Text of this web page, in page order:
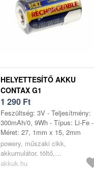
HELYETTESÍTŐ AKKU
CONTAX G1
1 290 Ft
Feszültség: 3V - Teljesítmény:
300mAh/0, 9Wh - Típus: Li-Fe -
Méret: 27, 1mm x 15, 2mm
powery, műszaki cikk,
akkumulátor, töltő,
digitáliskamera akkumulátor
akkuk.hu